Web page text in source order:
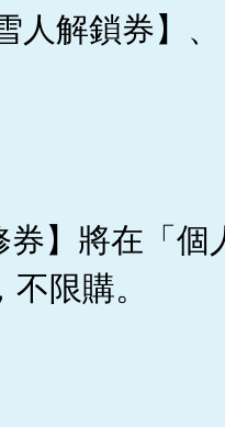
人解鎖券】
券】將在「
限購。